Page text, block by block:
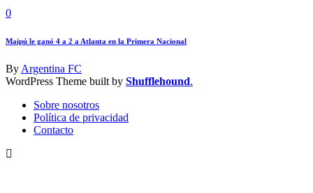
0
Maipú le ganó 4 a 2 a Atlanta en la Primera Nacional
By Argentina FC
WordPress Theme built by Shufflehound.
Sobre nosotros
Política de privacidad
Contacto